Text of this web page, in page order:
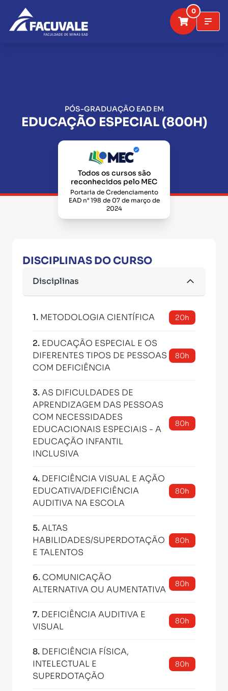
0
PÓS-GRADUAÇÃO EAD EM
EDUCAÇÃO ESPECIAL (800H)
Todos os cursos são
reconhecidos pelo MEC
Portaria de Credenciamento
EAD n° 198 de 07 de março de
2024
DISCIPLINAS DO CURSO
Disciplinas
1. METODOLOGIA CIENTÍFICA 20h
2. EDUCAÇÃO ESPECIAL E OS
DIFERENTES TIPOS DE PESSOAS
COM DEFICIÊNCIA
80h
3.AS DIFICULDADES DE
APRENDIZAGEM DAS PESSOAS
COM NECESSIDADES
EDUCACIONAIS ESPECIAIS - A
EDUCAÇÃO INFANTIL
INCLUSIVA
80h
4. DEFICIÊNCIA VISUAL E AÇÃO
EDUCATIVA/DEFICIÊNCIA
AUDITIVA NA ESCOLA
80h
5.ALTAS
HABILIDADES/SUPERDOTAÇÃO
E TALENTOS
80h
6. COMUNICAÇÃO
ALTERNATIVA OU AUMENTATIVA
80h
7. DEFICIÊNCIA AUDITIVA E
VISUAL
80h
8. DEFICIÊNCIA FÍSICA,
INTELECTUAL E
SUPERDOTAÇÃO
80h